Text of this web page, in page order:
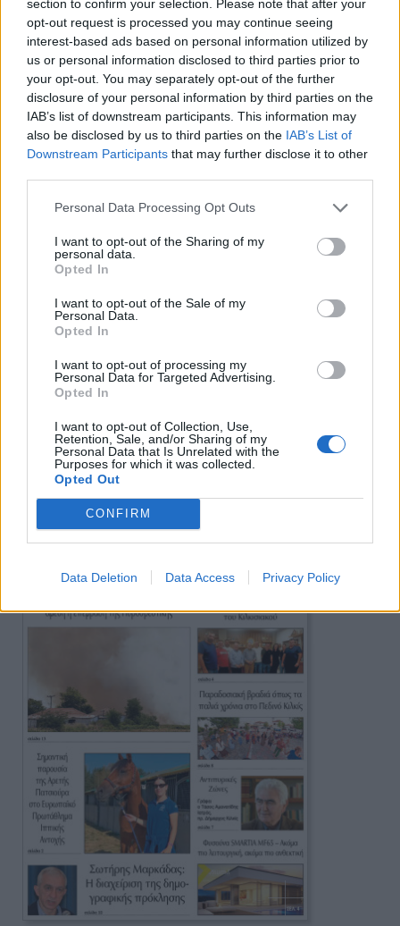
section to confirm your selection. Please note that after your
opt-out request is processed you may continue seeing
interest-based ads based on personal information utilized by
us or personal information disclosed to third parties prior to
your opt-out. You may separately opt-out of the further
disclosure of your personal information by third parties on the
IAB’s list of downstream participants. This information may
also be disclosed by us to third parties on the IAB’s List of
Downstream Participants that may further disclose it to other
Personal Data Processing Opt Outs
I want to opt-out of the Sharing of my
personal data.
Opted In
I want to opt-out of the Sale of my
Personal Data.
Opted In
I want to opt-out of processing my
Personal Data for Targeted Advertising.
Opted In
I want to opt-out of Collection, Use,
Retention, Sale, and/or Sharing of my
Personal Data that Is Unrelated with the
Purposes for which it was collected.
Opted Out
CONFIRM
Data Deletion Data Access Privacy Policy
Πρωινή